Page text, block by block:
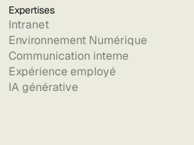
Expertises
Intranet
Environnement Numérique
Communication interne
Expérience employé
IA générative